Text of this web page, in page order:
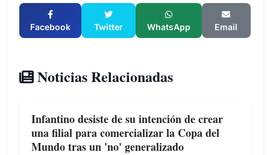
Facebook Twitter WhatsApp Email
Noticias Relacionadas
Infantino desiste de su intención de crear
una filial para comercializar la Copa del
Mundo tras un 'no' generalizado